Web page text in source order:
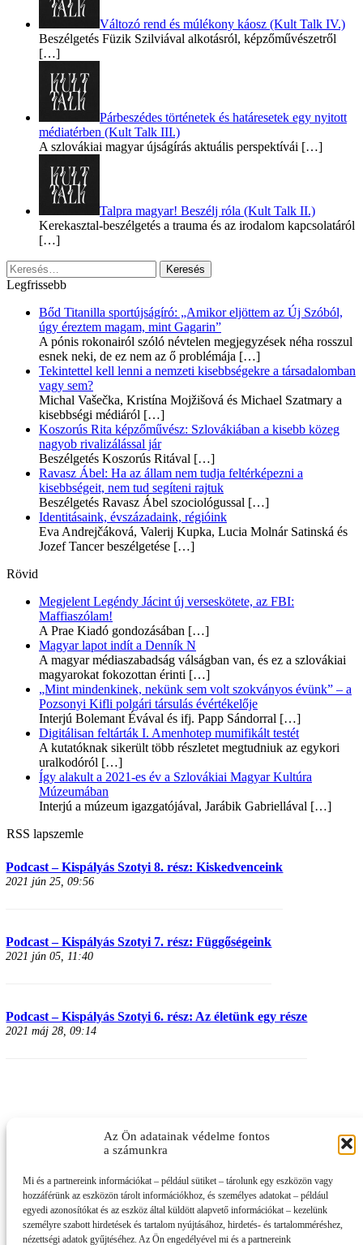
Az Ön adatainak védelme fontos
a számunkra
Mi és a partnereink információkat – például sütiket – tárolunk egy eszközön vagy
hozzáférünk az eszközön tárolt információkhoz, és személyes adatokat – például
egyedi azonosítókat és az eszköz által küldött alapvető információkat – kezelünk
személyre szabott hirdetések és tartalom nyújtásához, hirdetés- és tartalomméréshez,
nézettségi adatok gyűjtéséhez. Az Ön engedélyével mi és a partnereink
Változó rend és múlékony káosz (Kult Talk IV.)
Beszélgetés Füzik Szilviával alkotásról, képzőművészetről
[…]
Párbeszédes történetek és határesetek egy nyitott
médiatérben (Kult Talk III.)
A szlovákiai magyar újságírás aktuális perspektívái […]
Talpra magyar! Beszélj róla (Kult Talk II.)
Kerekasztal-beszélgetés a trauma és az irodalom kapcsolatáról
[…]
Keresés:
Legfrissebb
Bőd Titanilla sportújságíró: „Amikor eljöttem az Új Szóból,
úgy éreztem magam, mint Gagarin”
A pónis rokonairól szóló névtelen megjegyzések néha rosszul
esnek neki, de ez nem az ő problémája […]
Tekintettel kell lenni a nemzeti kisebbségekre a társadalomban
vagy sem?
Michal Vašečka, Kristína Mojžišová és Michael Szatmary a
kisebbségi médiáról […]
Koszorús Rita képzőművész: Szlovákiában a kisebb közeg
nagyob rivalizálással jár
Beszélgetés Koszorús Ritával […]
Ravasz Ábel: Ha az állam nem tudja feltérképezni a
kisebbségeit, nem tud segíteni rajtuk
Beszélgetés Ravasz Ábel szociológussal […]
Identitásaink, évszázadaink, régióink
Eva Andrejčáková, Valerij Kupka, Lucia Molnár Satinská és
Jozef Tancer beszélgetése […]
Rövid
Megjelent Legéndy Jácint új verseskötete, az FBI:
Maffiaszólam!
A Prae Kiadó gondozásában […]
Magyar lapot indít a Denník N
A magyar médiaszabadság válságban van, és ez a szlovákiai
magyarokat fokozottan érinti […]
„Mint mindenkinek, nekünk sem volt szokványos évünk” – a
Pozsonyi Kifli polgári társulás évértékelője
Interjú Bolemant Évával és ifj. Papp Sándorral […]
Digitálisan feltárták I. Amenhotep mumifikált testét
A kutatóknak sikerült több részletet megtudniuk az egykori
uralkodóról […]
Így alakult a 2021-es év a Szlovákiai Magyar Kultúra
Múzeumában
Interjú a múzeum igazgatójával, Jarábik Gabriellával […]
RSS lapszemle
Podcast – Kispályás Szotyi 8. rész: Kiskedvenceink
2021 jún 25, 09:56
Podcast – Kispályás Szotyi 7. rész: Függőségeink
2021 jún 05, 11:40
Podcast – Kispályás Szotyi 6. rész: Az életünk egy része
2021 máj 28, 09:14